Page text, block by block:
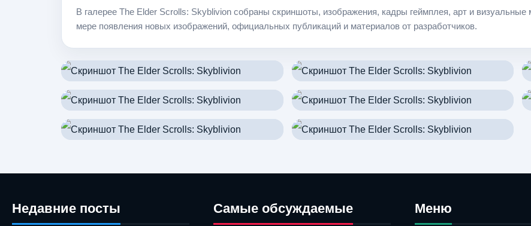
В галерее The Elder Scrolls: Skyblivion собраны скриншоты, изображения, кадры геймплея, арт и
мере появления новых изображений, официальных публикаций и материалов от разработчиков.
Недавние посты Самые обсуждаемые Меню